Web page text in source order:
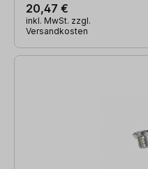
20,47 €
inkl. MwSt. zzgl.
Versandkosten